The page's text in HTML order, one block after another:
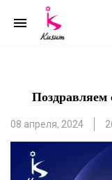
Поздравляем
08 апреля, 2024